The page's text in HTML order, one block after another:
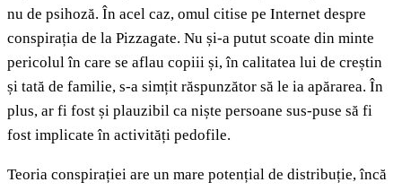
nu de psihoză. În acel caz, omul citise pe Internet despre
conspirația de la Pizzagate. Nu și-a putut scoate din minte
pericolul în care se aflau copiii și, în calitatea lui de creștin
și tată de familie, s-a simțit răspunzător să le ia apărarea. În
plus, ar fi fost și plauzibil ca niște persoane sus-puse să fi
fost implicate în activități pedofile.
Teoria conspirației are un mare potențial de distribuție, încă